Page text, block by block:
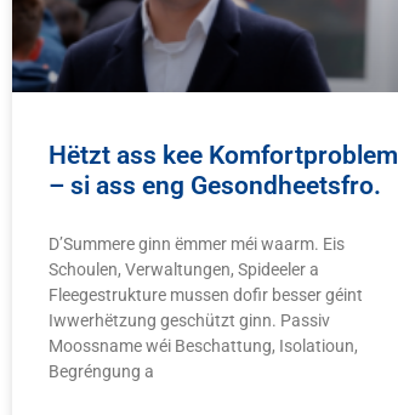
Hëtzt ass kee Komfortproblem
– si ass eng Gesondheetsfro.
D’Summere ginn ëmmer méi waarm. Eis
Schoulen, Verwaltungen, Spideeler a
Fleegestrukture mussen dofir besser géint
Iwwerhëtzung geschützt ginn. Passiv
Moossname wéi Beschattung, Isolatioun,
Begréngung a